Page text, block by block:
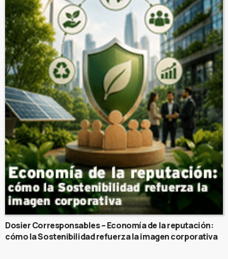
Dosier Corresponsables – Economía de la reputación:
cómo la Sostenibilidad refuerza la imagen corporativa